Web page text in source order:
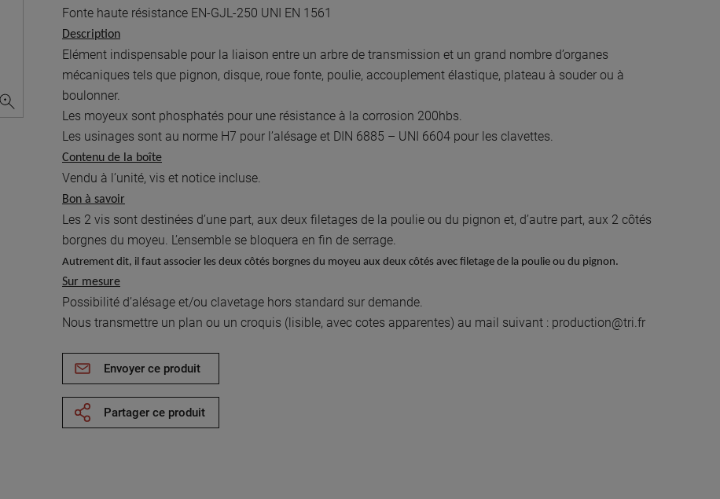
Fonte haute résistance EN-GJL-250 UNI EN 1561
Description
Elément indispensable pour la liaison entre un arbre de transmission et un grand nombre d’organes
mécaniques tels que pignon, disque, roue fonte, poulie, accouplement élastique, plateau à souder ou à
boulonner.
Les moyeux sont phosphatés pour une résistance à la corrosion 200hbs.
Les usinages sont au norme H7 pour l’alésage et DIN 6885 – UNI 6604 pour les clavettes.
Contenu de la boîte
Vendu à l’unité, vis et notice incluse.
Bon à savoir
Les 2 vis sont destinées d’une part, aux deux filetages de la poulie ou du pignon et, d’autre part, aux 2 côtés
borgnes du moyeu. L’ensemble se bloquera en fin de serrage.
Autrement dit, il faut associer les deux côtés borgnes du moyeu aux deux côtés avec filetage de la poulie ou du pignon.
Sur mesure
Possibilité d’alésage et/ou clavetage hors standard sur demande.
Nous transmettre un plan ou un croquis (lisible, avec cotes apparentes) au mail suivant : production@tri.fr
Envoyer ce produit
Partager ce produit